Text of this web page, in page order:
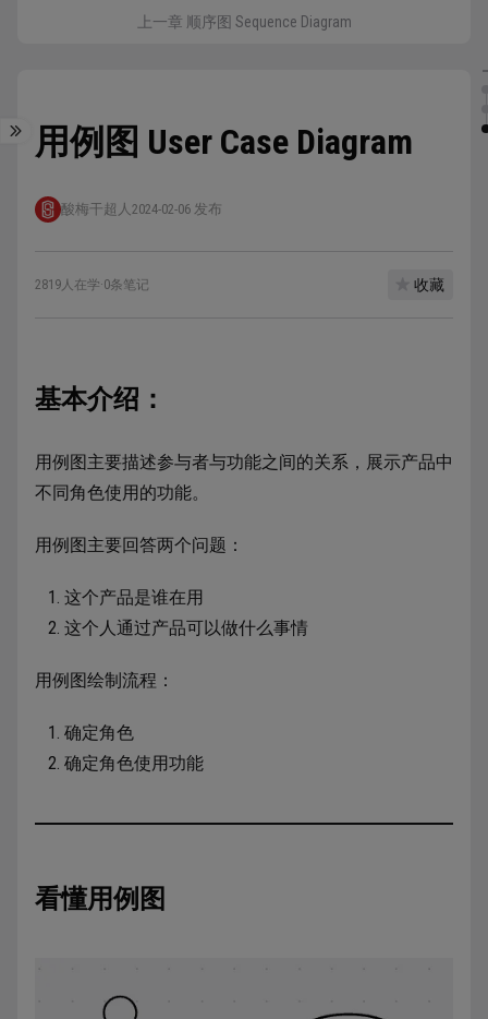
上一章 顺序图 Sequence Diagram
用例图 User Case Diagram
酸梅干超人 2024-02-06 发布
2819人在学·0条笔记 收藏
基本介绍：
用例图主要描述参与者与功能之间的关系，展示产品中
不同角色使用的功能。
用例图主要回答两个问题：
这个产品是谁在用
这个人通过产品可以做什么事情
用例图绘制流程：
确定角色
确定角色使用功能
看懂用例图